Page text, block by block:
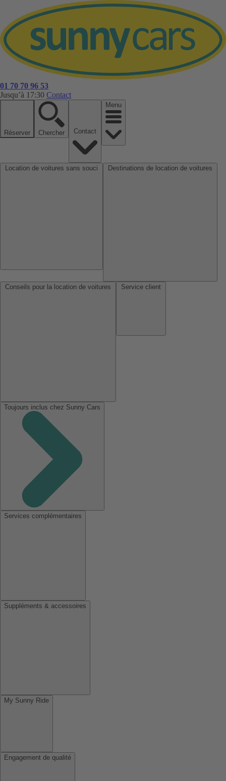
01 70 70 96 53
Jusqu’à 17:30 Contact
Réserver Chercher
Menu
Toujours inclus chez Sunny Cars
Services complémentaires
Suppléments & accessoires
My Sunny Ride
Engagement de qualité